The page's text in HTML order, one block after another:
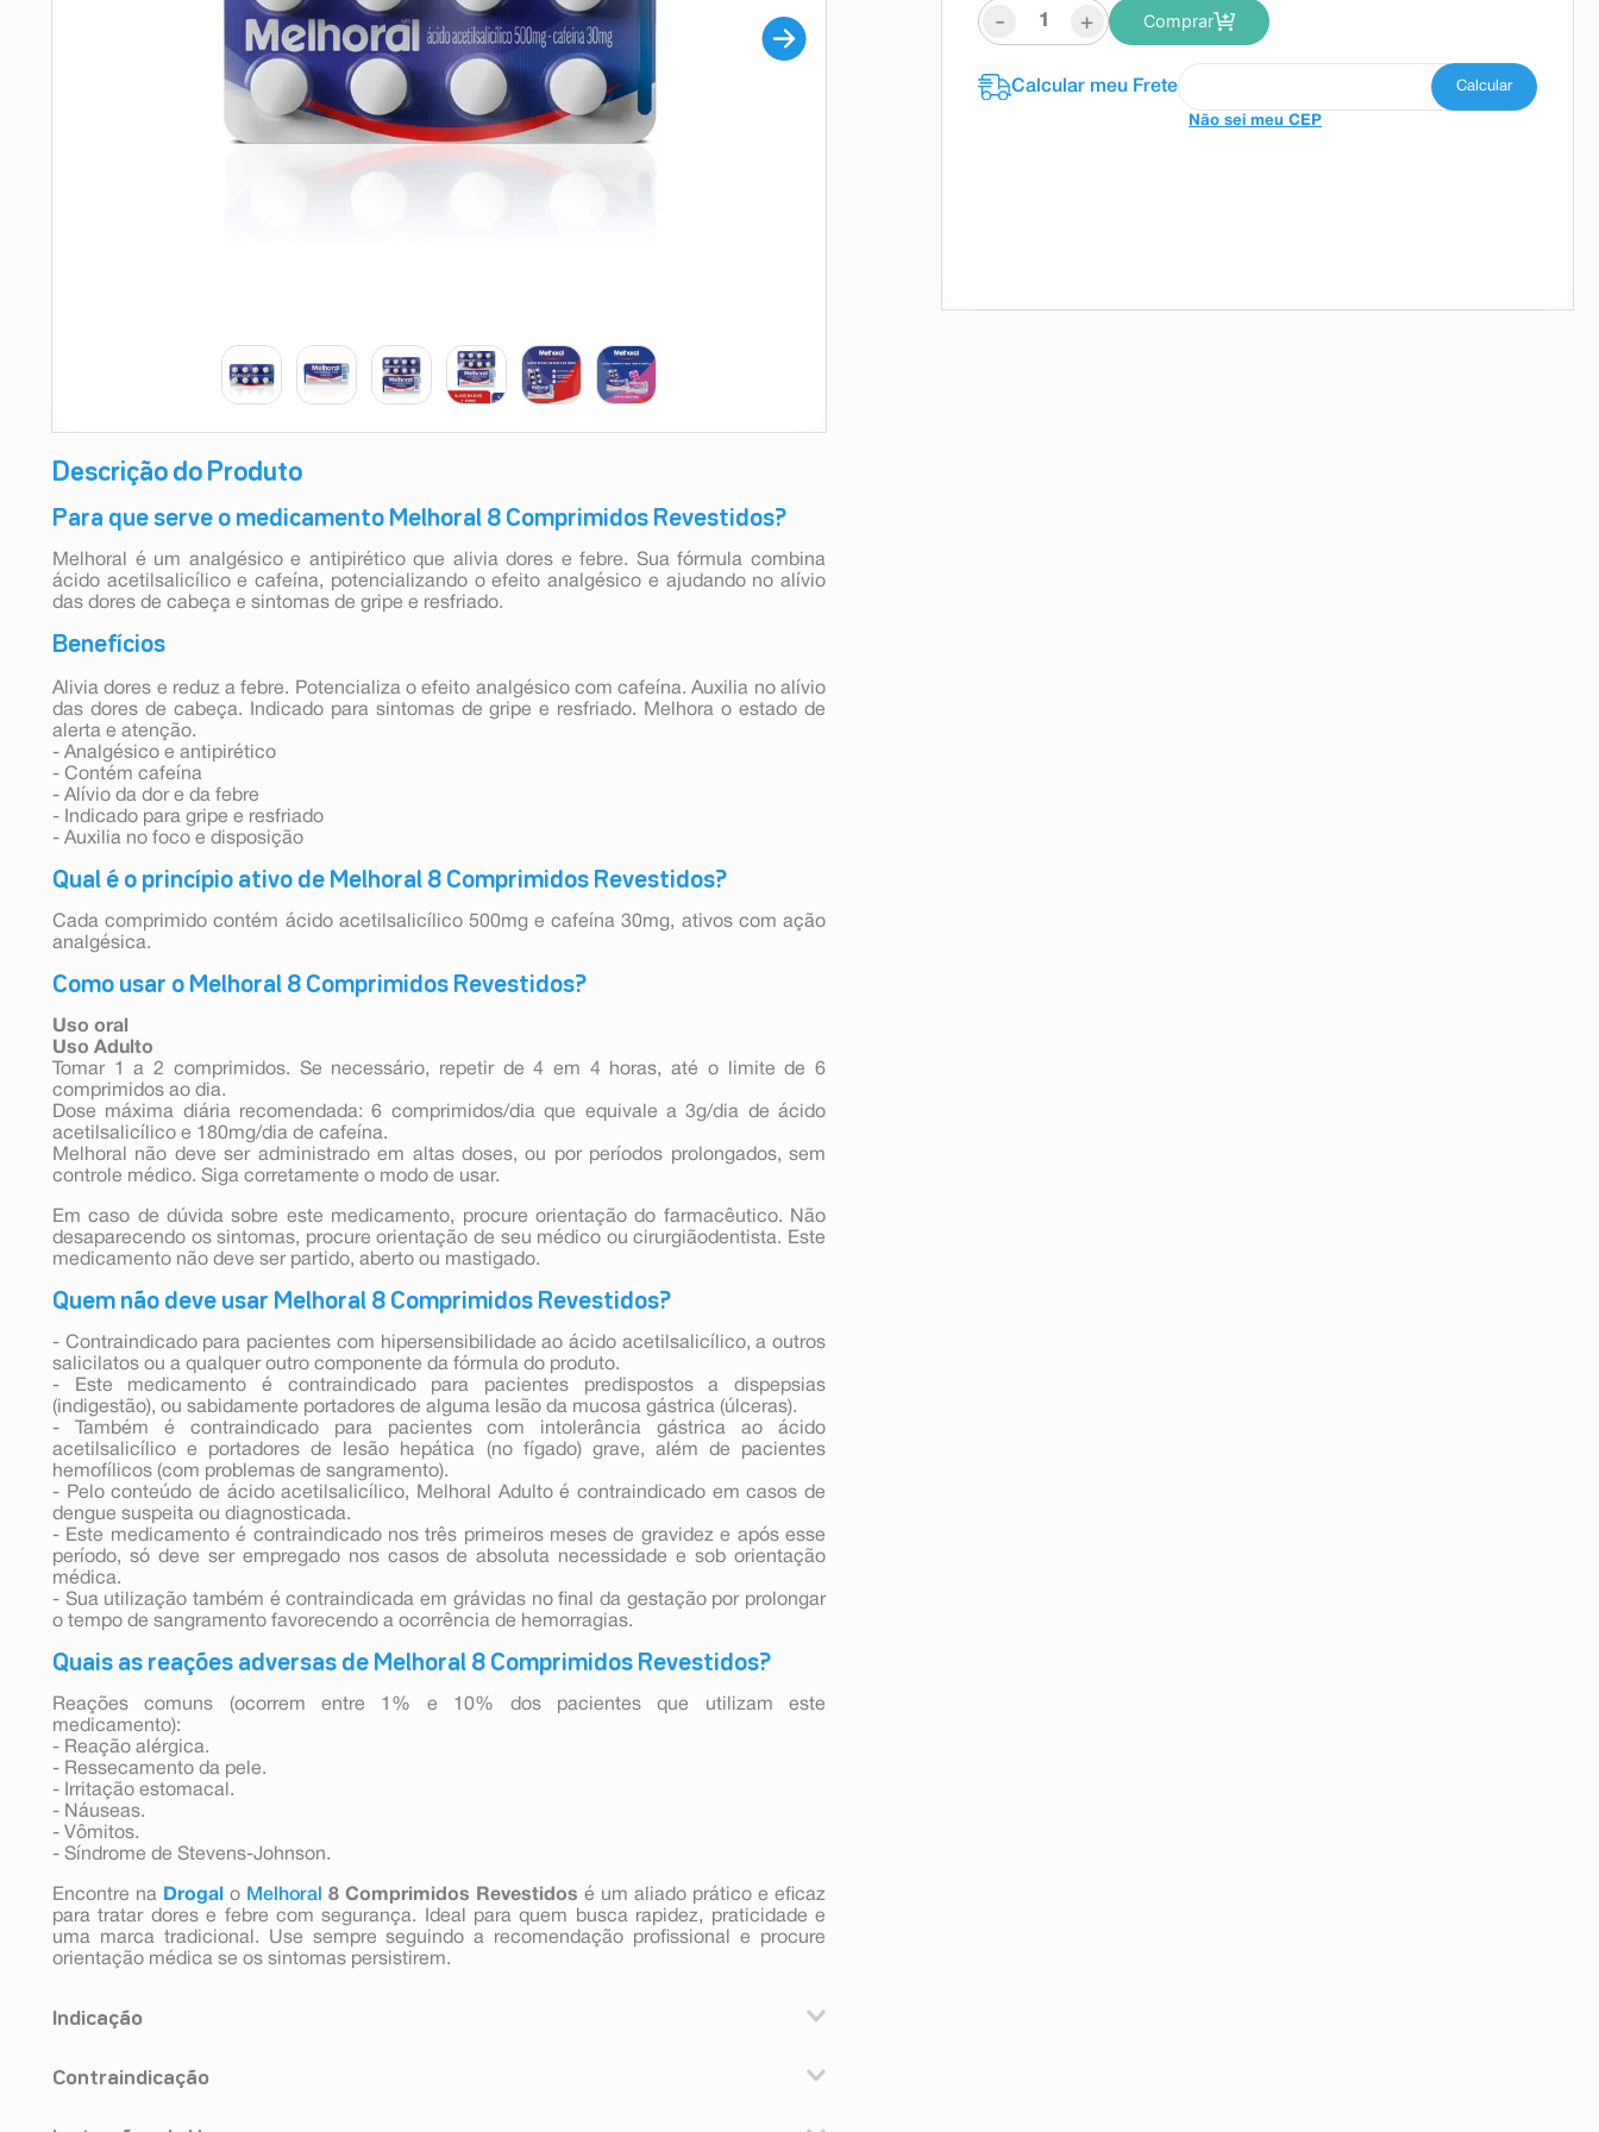
Descrição do Produto
Para que serve o medicamento Melhoral 8 Comprimidos Revestidos?
Melhoral é um analgésico e antipirético que alivia dores e febre. Sua fórmula combina
ácido acetilsalicílico e cafeína, potencializando o efeito analgésico e ajudando no alívio
das dores de cabeça e sintomas de gripe e resfriado.
Benefícios
Alivia dores e reduz a febre. Potencializa o efeito analgésico com cafeína. Auxilia no alívio
das dores de cabeça. Indicado para sintomas de gripe e resfriado. Melhora o estado de
alerta e atenção.
- Analgésico e antipirético
- Contém cafeína
- Alívio da dor e da febre
- Indicado para gripe e resfriado
- Auxilia no foco e disposição
Qual é o princípio ativo de Melhoral 8 Comprimidos Revestidos?
Cada comprimido contém ácido acetilsalicílico 500mg e cafeína 30mg, ativos com ação
analgésica.
Como usar o Melhoral 8 Comprimidos Revestidos?
Uso oral
Uso Adulto
Tomar 1 a 2 comprimidos. Se necessário, repetir de 4 em 4 horas, até o limite de 6
comprimidos ao dia.
Dose máxima diária recomendada: 6 comprimidos/dia que equivale a 3g/dia de ácido
acetilsalicílico e 180mg/dia de cafeína.
Melhoral não deve ser administrado em altas doses, ou por períodos prolongados, sem
controle médico. Siga corretamente o modo de usar.
Em caso de dúvida sobre este medicamento, procure orientação do farmacêutico. Não
desaparecendo os sintomas, procure orientação de seu médico ou cirurgiãodentista. Este
medicamento não deve ser partido, aberto ou mastigado.
Quem não deve usar Melhoral 8 Comprimidos Revestidos?
- Contraindicado para pacientes com hipersensibilidade ao ácido acetilsalicílico, a outros
salicilatos ou a qualquer outro componente da fórmula do produto.
- Este medicamento é contraindicado para pacientes predispostos a dispepsias
(indigestão), ou sabidamente portadores de alguma lesão da mucosa gástrica (úlceras).
- Também é contraindicado para pacientes com intolerância gástrica ao ácido
acetilsalicílico e portadores de lesão hepática (no fígado) grave, além de pacientes
hemofílicos (com problemas de sangramento).
- Pelo conteúdo de ácido acetilsalicílico, Melhoral Adulto é contraindicado em casos de
dengue suspeita ou diagnosticada.
- Este medicamento é contraindicado nos três primeiros meses de gravidez e após esse
período, só deve ser empregado nos casos de absoluta necessidade e sob orientação
médica.
- Sua utilização também é contraindicada em grávidas no final da gestação por prolongar
o tempo de sangramento favorecendo a ocorrência de hemorragias.
Quais as reações adversas de Melhoral 8 Comprimidos Revestidos?
Reações comuns (ocorrem entre 1% e 10% dos pacientes que utilizam este
medicamento):
- Reação alérgica.
- Ressecamento da pele.
- Irritação estomacal.
- Náuseas.
- Vômitos.
- Síndrome de Stevens-Johnson.
Encontre na Drogal o Melhoral 8 Comprimidos Revestidos é um aliado prático e eficaz
para tratar dores e febre com segurança. Ideal para quem busca rapidez, praticidade e
uma marca tradicional. Use sempre seguindo a recomendação profissional e procure
orientação médica se os sintomas persistirem.
Indicação
de dores, redução da febre e dor de cabeça. É indicado no tratamento sintomático da
Contraindicação
- + Comprar
Não sei meu CEP
esmalte
10 ºabsorvente